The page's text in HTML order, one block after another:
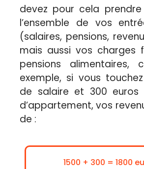
devez pour cela
l’ensemble de vos
(salaires, pensions,
mais aussi vos charges
pensions alimentaires,
exemple, si vous
de salaire et 300 euros
d’appartement, vos
de :
1500 + 300 = 1800